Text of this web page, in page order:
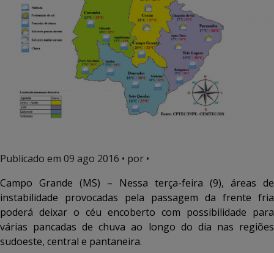
Publicado em 09 ago 2016 • por •
Campo Grande (MS) – Nessa terça-feira (9), áreas de
instabilidade provocadas pela passagem da frente fria
poderá deixar o céu encoberto com possibilidade para
várias pancadas de chuva ao longo do dia nas regiões
sudoeste, central e pantaneira.